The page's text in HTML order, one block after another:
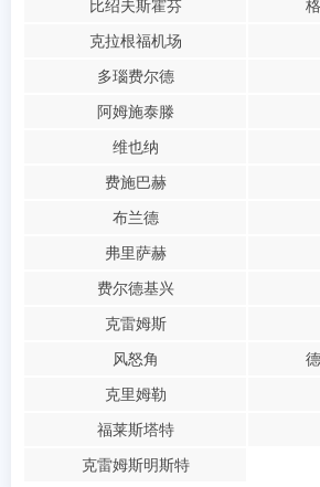
比绍夫斯霍芬
克拉根福机场
多瑙费尔德
阿姆施泰滕
维也纳
费施巴赫
布兰德
弗里萨赫
费尔德基兴
克雷姆斯
风怒角
克里姆勒
福莱斯塔特
克雷姆斯明斯特